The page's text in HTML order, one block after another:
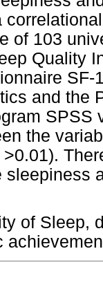
of 103
Quality
and the
SPSS
the
sleepiness
of Sleep,